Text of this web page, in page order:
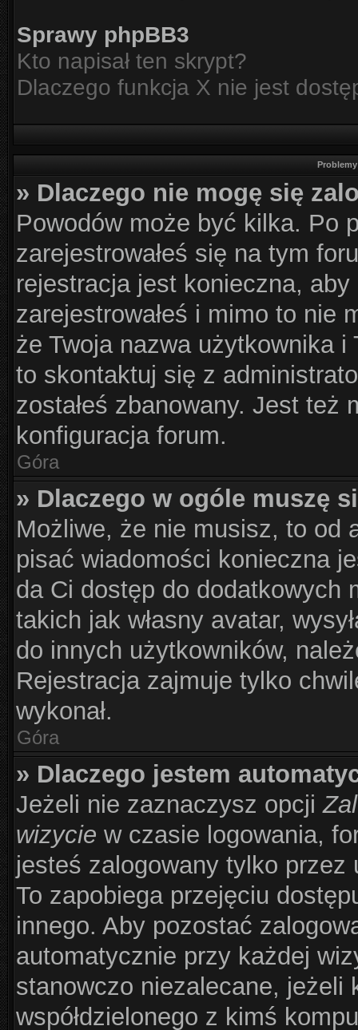
Sprawy phpBB3
Kto napisał ten skrypt?
Dlaczego funkcja X nie jest
» Dlaczego nie mogę się
Powodów może być kilka. Po
zarejestrowałeś się na tym
rejestracja jest konieczna,
zarejestrowałeś i mimo to nie
że Twoja nazwa użytkownika i
to skontaktuj się z
zostałeś zbanowany. Jest też
konfiguracja forum.
Góra
» Dlaczego w ogóle muszę
Możliwe, że nie musisz, to od
pisać wiadomości konieczna
da Ci dostęp do dodatkowych
takich jak własny avatar,
do innych użytkowników,
Rejestracja zajmuje tylko
wykonał.
Góra
» Dlaczego jestem
Jeżeli nie zaznaczysz opcji
wizycie w czasie logowania,
jesteś zalogowany tylko
To zapobiega przejęciu
innego. Aby pozostać
automatycznie przy każdej
stanowczo niezalecane, jeżeli
współdzielonego z kimś